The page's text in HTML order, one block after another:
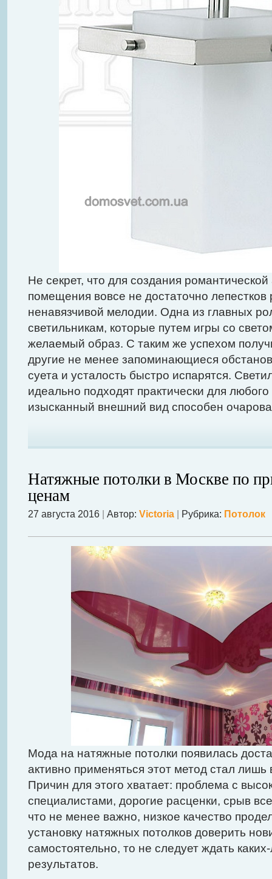
Не секрет, что для создания
помещения вовсе не достаточно лепестков
ненавязчивой мелодии. Одна из главных
светильникам, которые путем игры со
желаемый образ. С таким же успехом
другие не менее запоминающиеся
суета и усталость быстро испарятся.
идеально подходят практически для
изысканный внешний вид способен
Натяжные потолки в Москве по
ценам
27 августа 2016 Автор: Victoria Рубрика: Потолок
Мода на натяжные потолки появилась
активно применяться этот метод стал
Причин для этого хватает: проблема с
специалистами, дорогие расценки, срыв
что не менее важно, низкое качество
установку натяжных потолков доверить
самостоятельно, то не следует ждать
результатов.